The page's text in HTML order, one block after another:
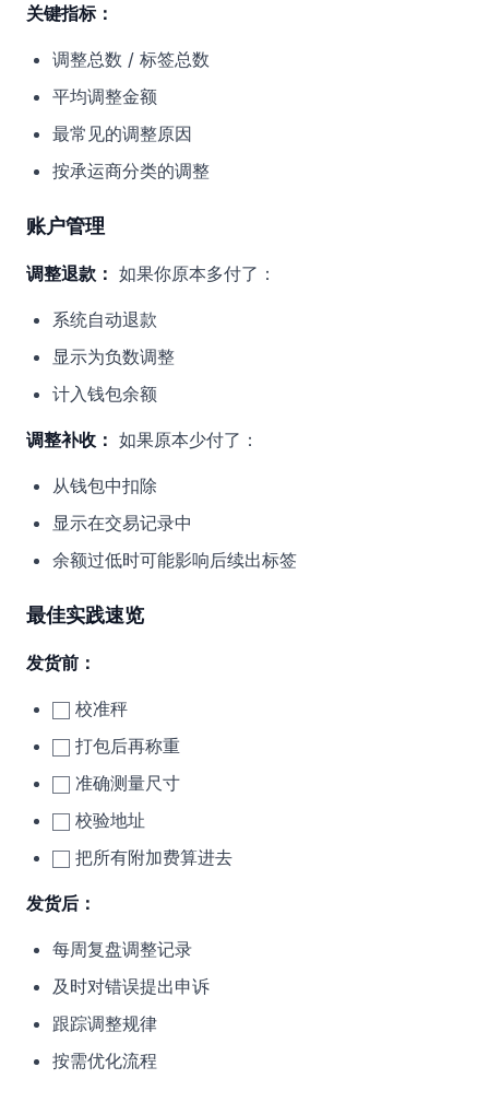
关键指标：
调整总数 / 标签总数
平均调整金额
最常见的调整原因
按承运商分类的调整
账户管理
调整退款： 如果你原本多付了：
系统自动退款
显示为负数调整
计入钱包余额
调整补收： 如果原本少付了：
从钱包中扣除
显示在交易记录中
余额过低时可能影响后续出标签
最佳实践速览
发货前：
校准秤
打包后再称重
准确测量尺寸
校验地址
把所有附加费算进去
发货后：
每周复盘调整记录
及时对错误提出申诉
跟踪调整规律
按需优化流程